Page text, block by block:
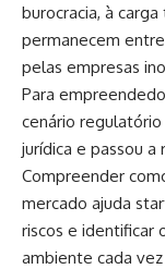
burocracia, à
permanecem
pelas empresas
Para
cenário
jurídica e passou
Compreender
mercado ajuda
riscos e identificar
ambiente cada